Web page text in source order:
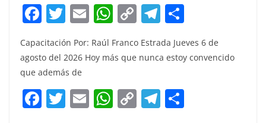
F
a
c
e
b
o
T
itt
er
E
m
ai
W
at
A
p
C
p
Li
n
T
el
e
a
m
ar
e
Capacitación Por: Raúl Franco Estrada Jueves 6 de
agosto del 2026 Hoy más que nunca estoy convencido
que además de
F T E W C T